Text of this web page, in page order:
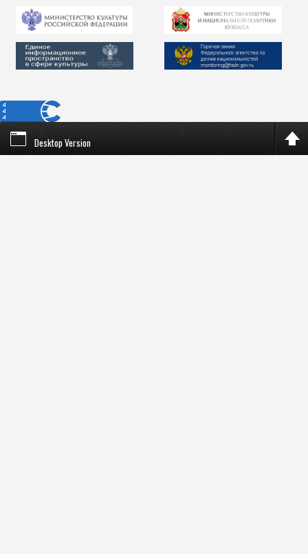
Desktop Version